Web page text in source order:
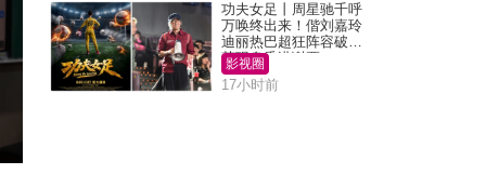
功夫女足丨周星驰千呼
万唤终出来！偕刘嘉玲
迪丽热巴超狂阵容破天
荒现身香港谢票
影视圈
17小时前